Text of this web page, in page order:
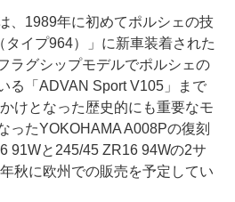
、1989年に初めてポルシェの技
イプ964）」に新車装着された
ラグシップモデルでポルシェの
る「ADVAN Sport V105」まで
けとなった歴史的にも重要なモ
ったYOKOHAMA A008Pの復刻
91Wと245/45 ZR16 94Wの2サ
秋に欧州での販売を予定してい